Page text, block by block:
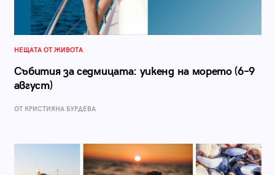
НЕЩАТА ОТ ЖИВОТА
Събития за седмицата: уикенд на морето (6–9
август)
ОТ КРИСТИЯНА БУРДЕВА